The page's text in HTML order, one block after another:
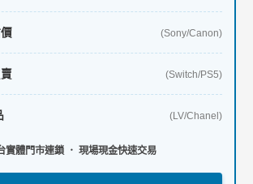
(Sony/Canon)
(Switch/PS5)
(LV/Chanel)
實體門市連鎖 ． 現場現金快速交易